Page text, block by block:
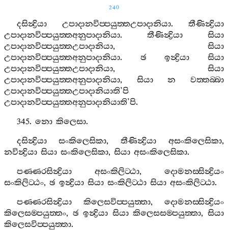
240
දසින්‍ද්‍රියා උපාදානවිප‍්පයුත‍්තඋපාදානියා. තීණින්‍ද්‍රියා
උපාදානවිප‍්පයුත‍්තඅනුපාදානියා. තීණින්‍ද්‍රියා
සියා
උපාදානවිප‍්පයුත‍්තඋපාදානියා, සියා
උපාදානවිප‍්පයුත‍්තඅනුපාදානියා. ඡ ඉන්‍ද්‍රියා
සියා
උපාදානවිප‍්පයුත‍්තඋපාදානියා, සියා
උපාදානවිප‍්පයුත‍්තඅනුපාදානියා, සියා න
වත‍්තබ‍්බා
උපාදානවිප‍්පයුත‍්තඋපාදානියාති’පි
උපාදානවිප‍්පයුත‍්තඅනුපාදානියාති’පි.
345. නො කිලෙසා.
දසින්‍ද්‍රියා
සංකිලෙසිකා,තීණින්‍ද්‍රියා අසංකිලෙසිකා,
නවින්‍ද්‍රියා සියා සංකිලෙසිකා, සියා අසංකිලෙසිකා.
පණ‍්ණරසින්‍ද්‍රියා
අසංකිලිට‍්ඨා, දොමනස‍්සින්‍ද්‍රියං
සංකිලිට‍්ඨං, ඡ ඉන්‍ද්‍රියා සියා සංකිලිට‍්ඨා සියා අසංකිලිට‍්ඨා.
පණ‍්ණරසින්‍ද්‍රියා
කිලෙසවිප‍්පයුත‍්තා, දොමනස‍්සින්‍ද්‍රියං
කිලෙසම‍්පයුත‍්තං, ඡ ඉන්‍ද්‍රියා සියා කිලෙසසම‍්පයුත‍්තා,සියා
කිලෙසවිප‍්පයුත‍්තා.